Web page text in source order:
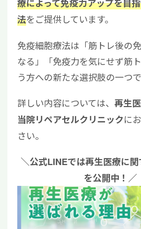
療によって免疫力アップを目
法をご提供しています。
免疫細胞療法は「筋トレ後の
なる」「免疫力を気にせず筋
う方への新たな選択肢の一つで
詳しい内容については、 再生
当院リペアセルクリニックに
さい。
＼公式LINEでは再生医療に
を公開中！／